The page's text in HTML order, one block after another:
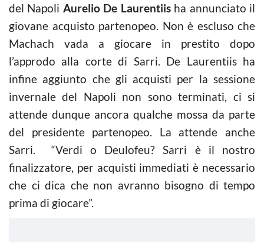
del Napoli Aurelio De Laurentiisha annunciato il
giovane acquisto partenopeo. Non è escluso che
Machach vada a giocare in prestito dopo
l’approdo alla corte di Sarri. De Laurentiis ha
infine aggiunto che gli acquisti per la sessione
invernale del Napoli non sono terminati, ci si
attende dunque ancora qualche mossa da parte
del presidente partenopeo. La attende anche
Sarri. “Verdi o Deulofeu? Sarri è il nostro
finalizzatore, per acquisti immediati è necessario
che ci dica che non avranno bisogno di tempo
prima di giocare”.